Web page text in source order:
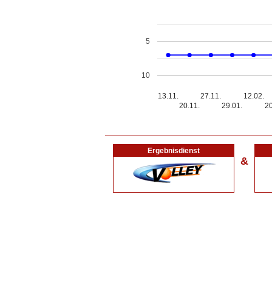
13.11.
20.11.
27.11.
29.01.
12.02.
5
10
Ergebnisdienst
&